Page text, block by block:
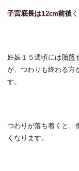
子宮底長は12cm前後
妊娠１５週頃には胎盤
が、つわりも終わる方
す。
つわりが落ち着くと、
くなります。